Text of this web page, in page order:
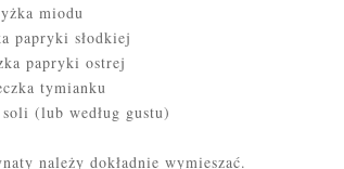
miodu
papryki słodkiej
papryki ostrej
tymianku
(lub według gustu)
należy dokładnie wymieszać.